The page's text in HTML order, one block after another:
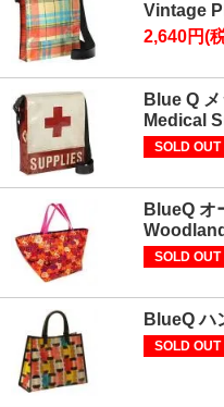
Vintage
2,640円(
Blue Q
Medical
SOLD OUT
BlueQ オ
Woodland
SOLD OUT
BlueQ ハ
SOLD OUT